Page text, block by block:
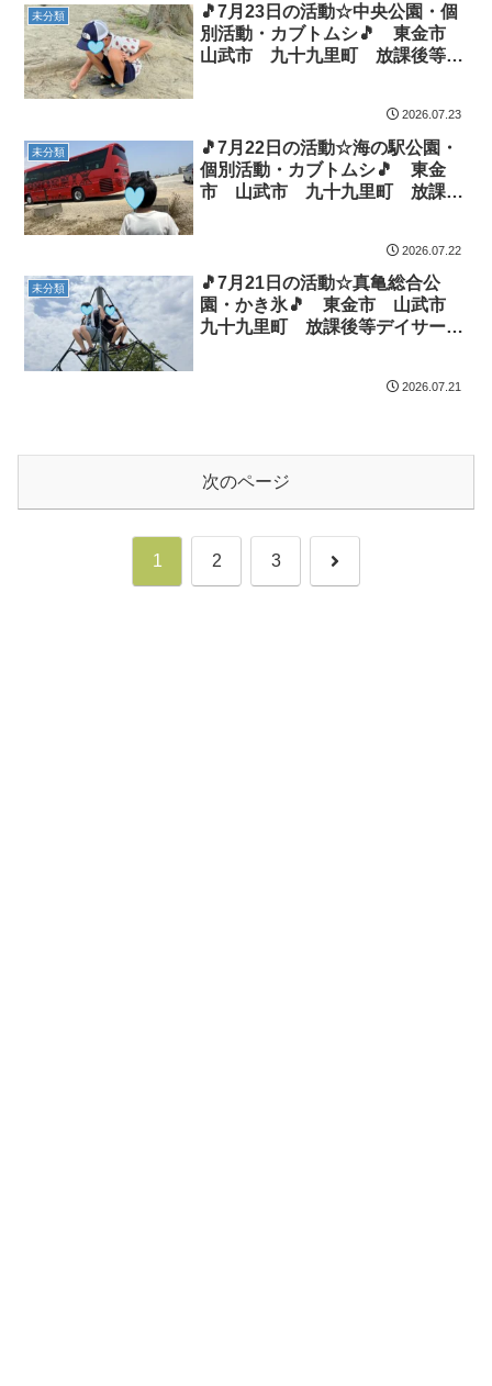
未分類
🎵7月23日の活動☆中央公園・個
別活動・カブトムシ🎵 東金市
山武市 九十九里町 放課後等デ
2026.07.23
未分類
🎵7月22日の活動☆海の駅公園・
個別活動・カブトムシ🎵 東金
市 山武市 九十九里町 放課後
2026.07.22
未分類
🎵7月21日の活動☆真亀総合公
園・かき氷🎵 東金市 山武市
九十九里町 放課後等デイサービ
2026.07.21
次のページ
1 2 3 次